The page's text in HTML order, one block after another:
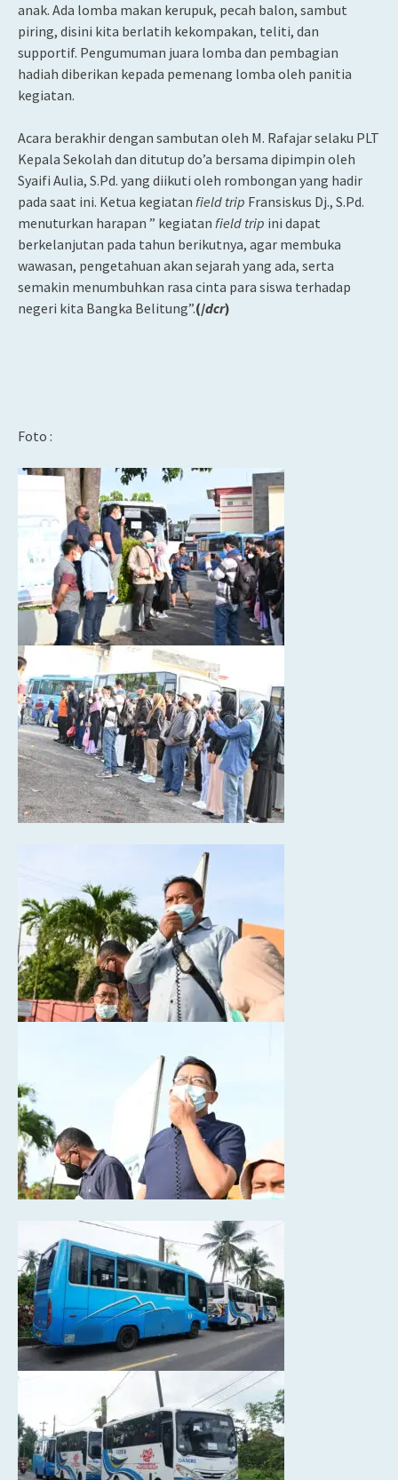
anak. Ada lomba makan kerupuk, pecah balon, sambut
piring, disini kita berlatih kekompakan, teliti, dan
supportif. Pengumuman juara lomba dan pembagian
hadiah diberikan kepada pemenang lomba oleh panitia
kegiatan.
Acara berakhir dengan sambutan oleh M. Rafajar selaku PLT
Kepala Sekolah dan ditutup do’a bersama dipimpin oleh
Syaifi Aulia, S.Pd. yang diikuti oleh rombongan yang hadir
pada saat ini. Ketua kegiatan field trip Fransiskus Dj., S.Pd.
menuturkan harapan ” kegiatan field trip ini dapat
berkelanjutan pada tahun berikutnya, agar membuka
wawasan, pengetahuan akan sejarah yang ada, serta
semakin menumbuhkan rasa cinta para siswa terhadap
negeri kita Bangka Belitung”.(/dcr)
Foto :